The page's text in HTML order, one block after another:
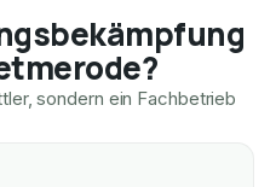
sondern ein Fachbetrieb